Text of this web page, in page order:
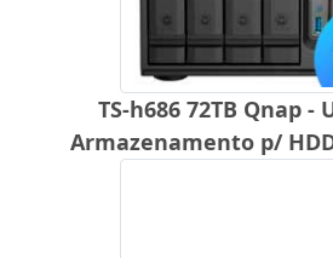
TS-h686 72TB Qnap -
Armazenamento p/ HDD